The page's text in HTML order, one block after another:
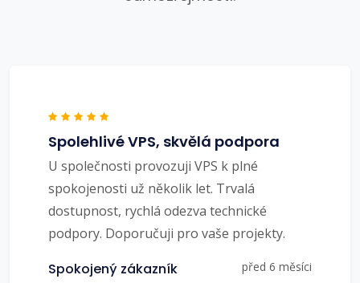
Spolehlivé VPS, skvělá podpora
U společnosti provozuji VPS k plné
spokojenosti už několik let. Trvalá
dostupnost, rychlá odezva technické
podpory. Doporučuji pro vaše projekty.
Spokojený zákazník před 6 měsíci